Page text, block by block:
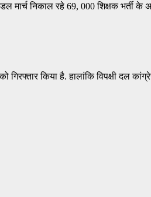
निकाल रहे 69, 000 शिक्षक भर्ती के
किया है. हालांकि विपक्षी दल